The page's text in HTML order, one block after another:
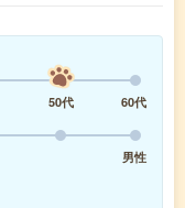
50代
60代
男性